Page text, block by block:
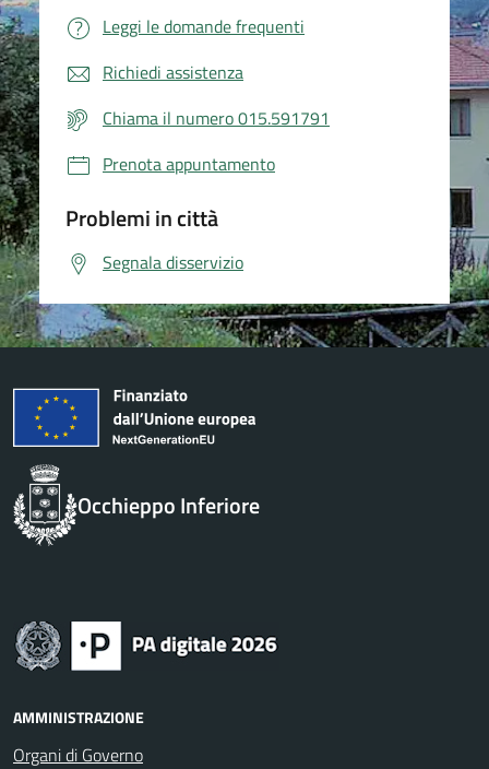
Leggi le domande frequenti
Richiedi assistenza
Chiama il numero 015.591791
Prenota appuntamento
Problemi in città
Segnala disservizio
Occhieppo Inferiore
AMMINISTRAZIONE
Organi di Governo